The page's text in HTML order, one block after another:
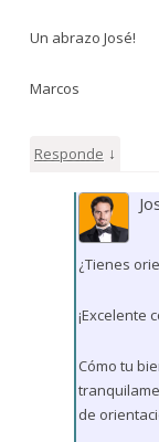
Un abrazo José!
Marcos
Responde ↓
¿Tienes
¡Excelente
Cómo tu
de